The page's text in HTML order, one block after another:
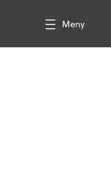
Vis/SkjulMeny